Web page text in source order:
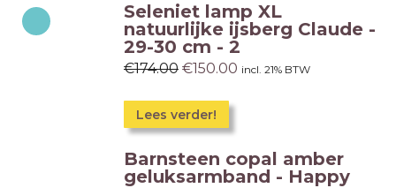
Seleniet lamp XL
natuurlijke ijsberg Claude -
29-30 cm - 2
€174.00 €150.00 incl. 21% BTW
Lees verder!
Barnsteen copal amber
geluksarmband - Happy